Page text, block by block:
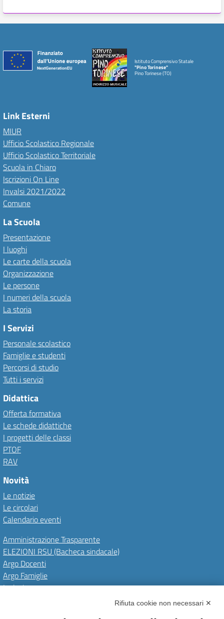
Istituto Comprensivo Statale
"Pino Torinese"
Pino Torinese (TO)
Link Esterni
MIUR
Ufficio Scolastico Regionale
Ufficio Scolastico Territoriale
Scuola in Chiaro
Iscrizioni On Line
Invalsi 2021/2022
Comune
La Scuola
Presentazione
I luoghi
Le carte della scuola
Organizzazione
Le persone
I numeri della scuola
La storia
I Servizi
Personale scolastico
Famiglie e studenti
Percorsi di studio
Tutti i servizi
Didattica
Offerta formativa
Le schede didattiche
I progetti delle classi
PTOF
RAV
Novità
Le notizie
Le circolari
Calendario eventi
Amministrazione Trasparente
ELEZIONI RSU (Bacheca sindacale)
Argo Docenti
Argo Famiglie
Inclusione
Rifiuta cookie non necessari ✕